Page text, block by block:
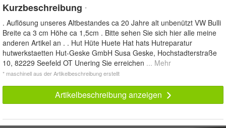
Kurzbeschreibung *
. Auflösung unseres Altbestandes ca 20 Jahre alt unbenützt VW Bulli
Breite ca 3 cm Höhe ca 1,5cm . Bitte sehen Sie sich hier alle meine
anderen Artikel an . . Hut Hüte Huete Hat hats Hutreparatur
hutwerkstaetten Hut-Geske GmbH Susa Geske, Hochstadterstraße
10, 82229 Seefeld OT Unering Sie erreichen ... Mehr
* maschinell aus der Artikelbeschreibung erstellt
Artikelbeschreibung anzeigen